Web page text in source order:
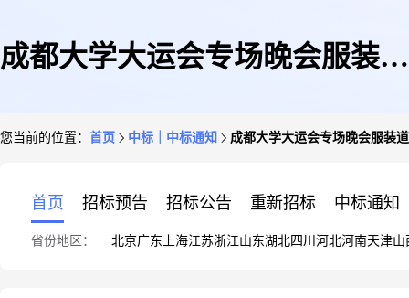
成都大学大运会专场晚会服装道
您当前的位置： 首页 中标｜中标通知 成都大学大运会专场晚会服装
首页 招标预告 招标公告 重新招标 中标通知
省份地区： 北京广东 上海江苏浙江山东湖北四川 河北河南天津山